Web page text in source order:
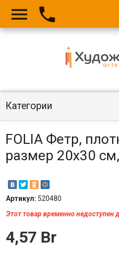
 
Категории
FOLIA Фетр,
размер 20х30
Артикул: 520480
Этот товар временно недоступен
4,57 Br